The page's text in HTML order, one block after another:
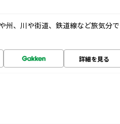
州、川や街道、鉄道線など旅気分で
詳細を見る